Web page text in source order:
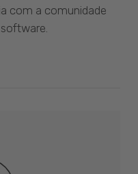
com a comunidade